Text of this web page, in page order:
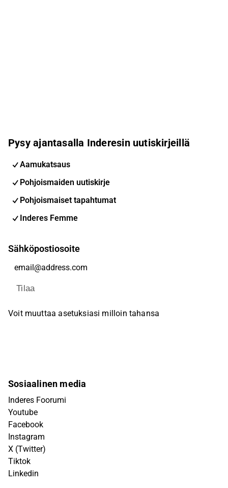
Pysy ajantasalla Inderesin uutiskirjeillä
Aamukatsaus
Pohjoismaiden uutiskirje
Pohjoismaiset tapahtumat
Inderes Femme
Sähköpostiosoite
Tilaa
Voit muuttaa asetuksiasi milloin tahansa
Sosiaalinen media
Inderes Foorumi
Youtube
Facebook
Instagram
X (Twitter)
Tiktok
Linkedin